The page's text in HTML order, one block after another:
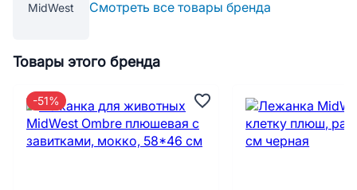
MidWest Смотреть все товары бренда
Товары этого бренда
-51%